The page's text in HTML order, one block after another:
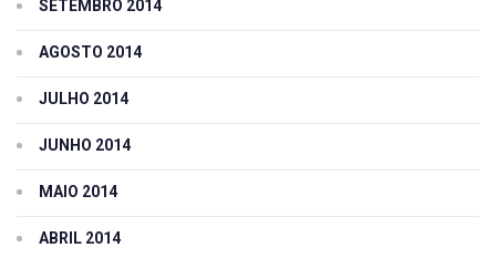
SETEMBRO 2014
AGOSTO 2014
JULHO 2014
JUNHO 2014
MAIO 2014
ABRIL 2014